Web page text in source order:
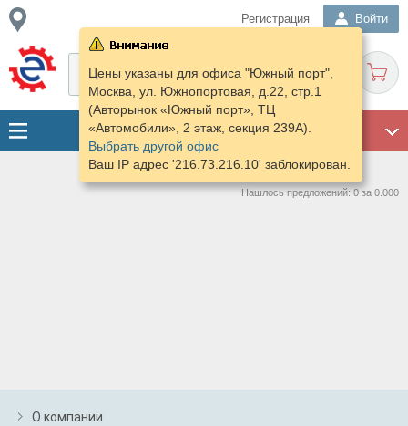
Регистрация Войти
Цены указаны для офиса "Южный порт",
Москва, ул. Южнопортовая, д.22, стр.1
(Авторынок «Южный порт», ТЦ
«Автомобили», 2 этаж, секция 239А).
Выбрать другой офис
Ваш IP адрес '216.73.216.10' заблокирован.
Нашлось предложений: 0 за 0.000
О компании